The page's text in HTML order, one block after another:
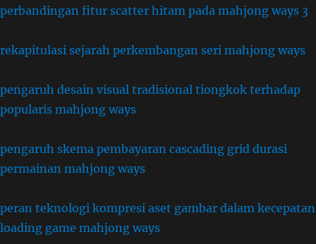
perbandingan fitur scatter hitam pada mahjong ways 3
rekapitulasi sejarah perkembangan seri mahjong ways
pengaruh desain visual tradisional tiongkok terhadap
popularis mahjong ways
pengaruh skema pembayaran cascading grid durasi
permainan mahjong ways
peran teknologi kompresi aset gambar dalam kecepatan
loading game mahjong ways